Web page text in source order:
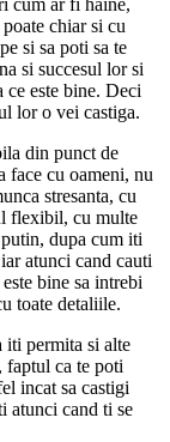
chiar si cu
si sa poti sa te
si succesul lor si
este bine. Deci
lor o vei castiga.
din punct de
face cu oameni, nu
stresanta, cu
flexibil, cu multe
dupa cum iti
atunci cand cauti
este bine sa intrebi
toate detaliile.
iti permita si alte
faptul ca te poti
incat sa castigi
atunci cand ti se